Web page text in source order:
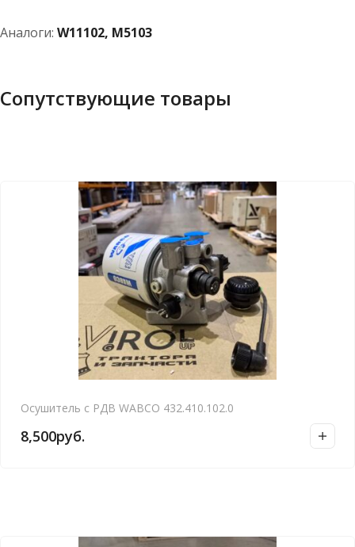
Аналоги: W11102, М5103
Сопутствующие товары
Осушитель с РДВ WABCO 432.410.102.0
8,500руб.